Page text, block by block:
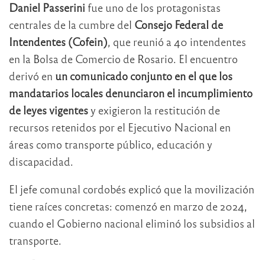
Daniel Passerini fue uno de los protagonistas
centrales de la cumbre del Consejo Federal de
Intendentes (Cofein), que reunió a 40 intendentes
en la Bolsa de Comercio de Rosario. El encuentro
derivó en un comunicado conjunto en el que los
mandatarios locales denunciaron el incumplimiento
de leyes vigentesy exigieron la restitución de
recursos retenidos por el Ejecutivo Nacional en
áreas como transporte público, educación y
discapacidad.
El jefe comunal cordobés explicó que la movilización
tiene raíces concretas: comenzó en marzo de 2024,
cuando el Gobierno nacional eliminó los subsidios al
transporte.